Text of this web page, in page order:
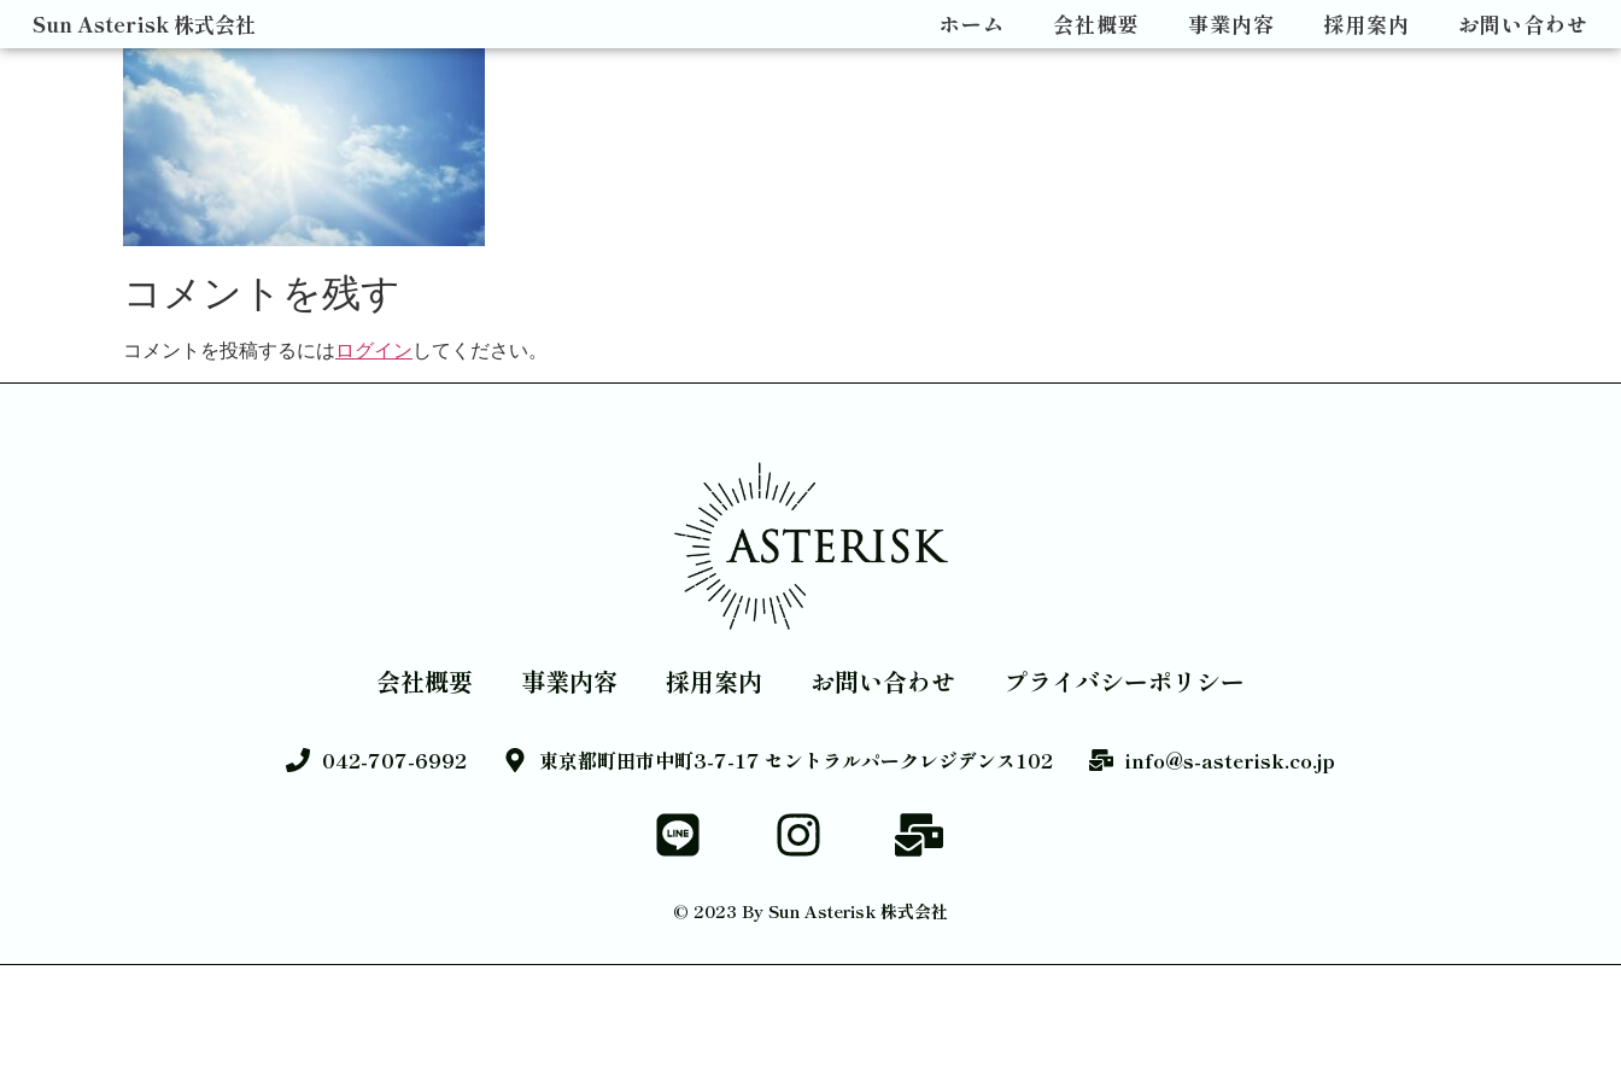
Sun Asterisk 株式会社 ホーム 会社概要 事業内容 採用案内 お問い合わせ
コメントを残す
コメントを投稿するには ログイン してください。
会社概要 事業内容 採用案内 お問い合わせ プライバシーポリシー
042-707-6992 東京都町田市中町3-7-17 セントラルパークレジデンス102 info@s-asterisk.co.jp
© 2023 By Sun Asterisk 株式会社